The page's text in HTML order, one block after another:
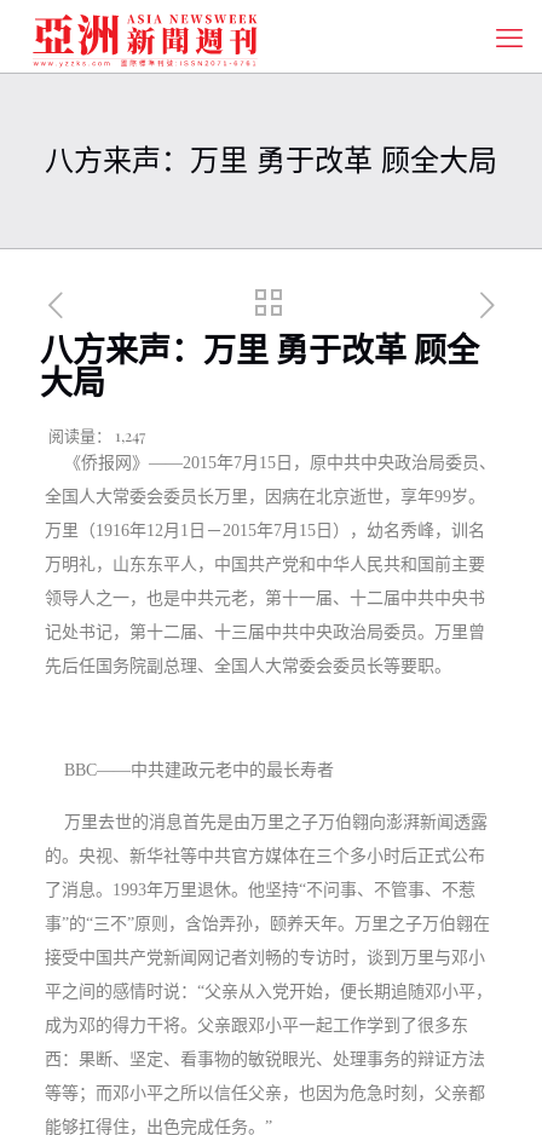
八方来声：万里 勇于改革 顾全大局
八方来声：万里 勇于改革 顾全
大局
阅读量： 1,247
《侨报网》——2015年7月15日，原中共中央政治局委员、
全国人大常委会委员长万里，因病在北京逝世，享年99岁。
万里（1916年12月1日－2015年7月15日），幼名秀峰，训名
万明礼，山东东平人，中国共产党和中华人民共和国前主要
领导人之一，也是中共元老，第十一届、十二届中共中央书
记处书记，第十二届、十三届中共中央政治局委员。万里曾
先后任国务院副总理、全国人大常委会委员长等要职。
BBC——中共建政元老中的最长寿者
万里去世的消息首先是由万里之子万伯翱向澎湃新闻透露
的。央视、新华社等中共官方媒体在三个多小时后正式公布
了消息。1993年万里退休。他坚持“不问事、不管事、不惹
事”的“三不”原则，含饴弄孙，颐养天年。万里之子万伯翱在
接受中国共产党新闻网记者刘畅的专访时，谈到万里与邓小
平之间的感情时说：“父亲从入党开始，便长期追随邓小平，
成为邓的得力干将。父亲跟邓小平一起工作学到了很多东
西：果断、坚定、看事物的敏锐眼光、处理事务的辩证方法
等等；而邓小平之所以信任父亲，也因为危急时刻，父亲都
能够扛得住，出色完成任务。”